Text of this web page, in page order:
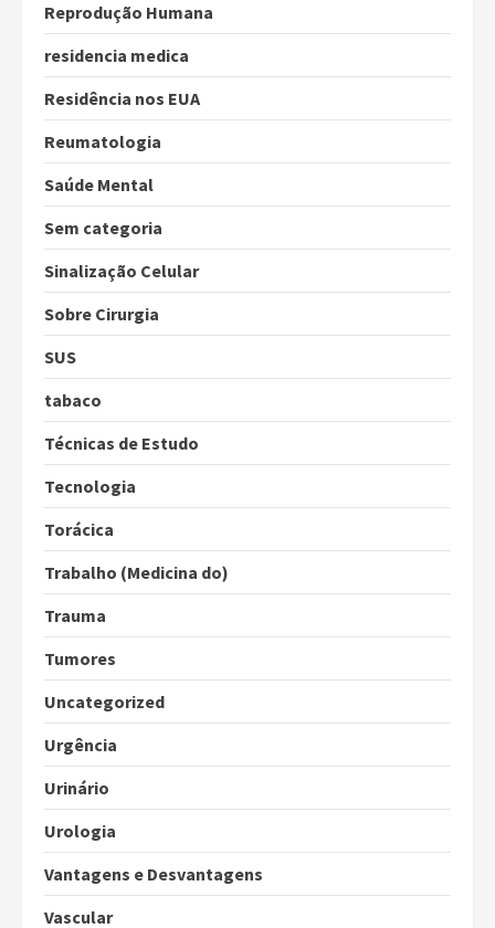
Reprodução Humana
residencia medica
Residência nos EUA
Reumatologia
Saúde Mental
Sem categoria
Sinalização Celular
Sobre Cirurgia
SUS
tabaco
Técnicas de Estudo
Tecnologia
Torácica
Trabalho (Medicina do)
Trauma
Tumores
Uncategorized
Urgência
Urinário
Urologia
Vantagens e Desvantagens
Vascular